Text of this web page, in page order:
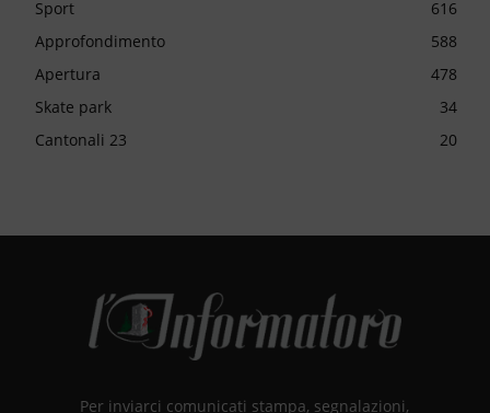
Sport
616
Approfondimento
588
Apertura
478
Skate park
34
Cantonali 23
20
Per inviarci comunicati stampa, segnalazioni,